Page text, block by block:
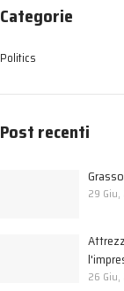
Categorie
Politics
Post recenti
29
26